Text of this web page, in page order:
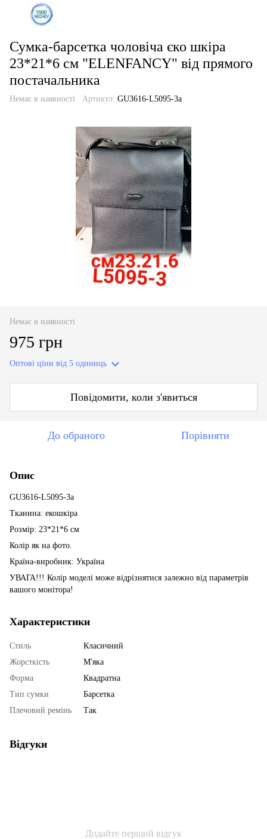
Сумка-барсетка чоловіча єко шкіра
23*21*6 см "ELENFANCY" від прямого
постачальника
Немає в наявності Артикул: GU3616-L5095-3a
Немає в наявності
975 грн
Оптові ціни від 5 одиниць
Повідомити, коли з'явиться
До обраного Порівняти
Опис
GU3616-L5095-3a
Тканина: екошкіра
Розмір: 23*21*6 см
Колір як на фото.
Країна-виробник: Україна
УВАГА!!! Колір моделі може відрізнятися залежно від параметрів
вашого монітора!
Характеристики
Стиль
Класичний
Жорсткість
М'яка
Форма
Квадратна
Тип сумки
Барсетка
Плечовий ремінь
Так
Відгуки
Додайте перший відгук